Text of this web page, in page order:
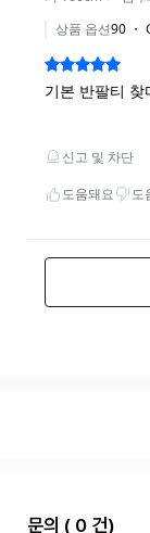
문의 ( 0 건)